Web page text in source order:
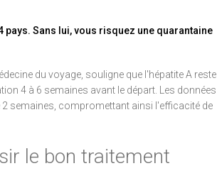
Sans lui, vous risquez une quarantaine
du voyage, souligne que l'hépatite A reste
4 à 6 semaines avant le départ. Les données
2 semaines, compromettant ainsi l'efficacité de
le bon traitement